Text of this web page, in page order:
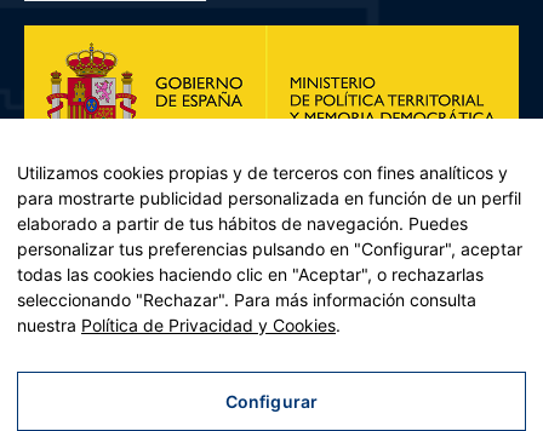
Plan de Recuperación, Transformación y Resiliencia – Financiado por
Recuperación y resiliencia, establecido por el Reglamento (UE)
2021/241 del Parlamento Europeo y del Consejo, de 12 de febrero
Utilizamos cookies propias y de terceros con fines analíticos y
para mostrarte publicidad personalizada en función de un perfil
elaborado a partir de tus hábitos de navegación. Puedes
personalizar tus preferencias pulsando en "Configurar", aceptar
todas las cookies haciendo clic en "Aceptar", o rechazarlas
seleccionando "Rechazar". Para más información consulta
nuestra Política de Privacidad y Cookies.
Configurar